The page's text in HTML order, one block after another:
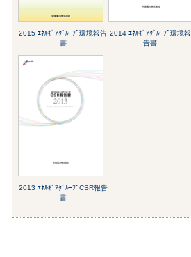
2015 ｴﾈﾙｷﾞｱｸﾞﾙｰﾌﾟ環境報告
書
2014 ｴﾈﾙｷﾞｱｸﾞﾙｰﾌﾟ環境報
告書
2013 ｴﾈﾙｷﾞｱｸﾞﾙｰﾌﾟCSR報告
書